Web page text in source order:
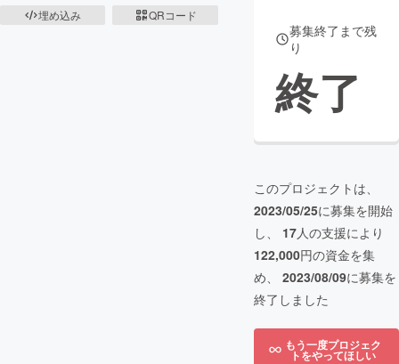
埋め込み
QRコード
募集終了まで残
り
終了
このプロジェクトは、
2023/05/25に募集を開始
し、 17人の支援により
122,000円の資金を集
め、 2023/08/09に募集を
終了しました
もう一度プロジェク
トをやってほしい